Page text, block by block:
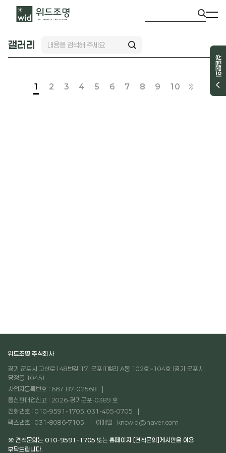
상담문의
갤러리
1 2 3 4 5 6 7 8 9 10
위드조명 주식회사
경기 군포시 고산로148번길 17, 군포IT밸리 A동 102호~104호 (경기 군포시
당정동 1045)
사업자등록번호 : 667-87-02568
통신판매업신고 : 2026-경기군포-0389 호
전화번호 : 010-9591-1705, 031-405-0705
팩스번호 : 031-8086-7105
이메일 : kncwid@naver.com
※ 견적문의는 010-9591-1705 또는 홈페이지 [견적문의]게시판을 이용
부탁드립니다.